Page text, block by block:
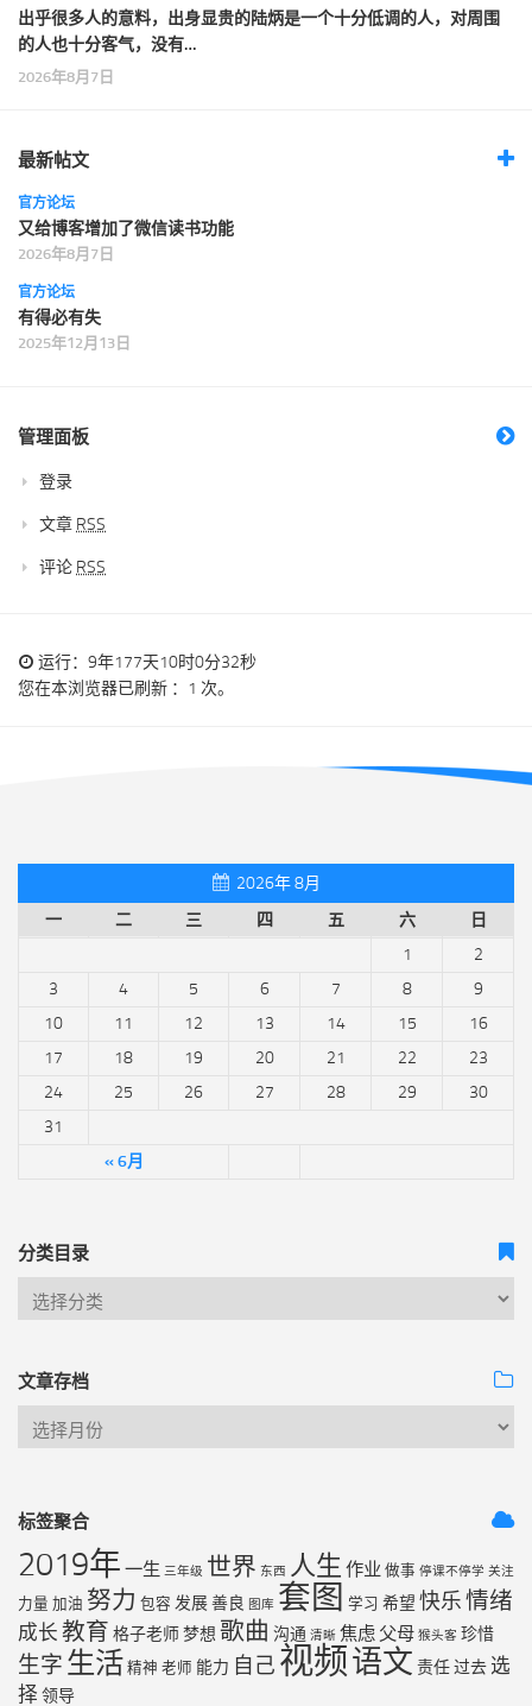
出乎很多人的意料，出身显贵的陆炳是一个十分低调的人，对周围
的人也十分客气，没有…
2026年8月7日
最新帖文
官方论坛
又给博客增加了微信读书功能
2026年8月7日
官方论坛
有得必有失
2025年12月13日
管理面板
登录
文章 RSS
评论 RSS
运行：9年177天10时0分32秒
您在本浏览器已刷新 ：1 次。
2026年 8月
一
二 三 四 五 六 日
« 6月
1
2
3
4 5 6 7 8
9
10
11 12 13 14 15
16
17
18 19 20 21 22
23
24
25 26 27 28 29
30
31
分类目录
文章存档
标签聚合
2019年 一生 三年级 世界 东西 人生 作业 做事 停课不停学 关注
力量 加油 努力 包容 发展善良 图库 套图 学习 希望 快乐情绪
成长 教育 格子老师梦想 歌曲 沟通 清晰 焦虑 父母 猴头客 珍惜
生字 生活 精神 老师 能力 自己 视频语文 责任过去 选
择 领导